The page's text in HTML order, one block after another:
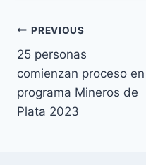
PREVIOUS
25 personas
comienzan proceso en
programa Mineros de
Plata 2023